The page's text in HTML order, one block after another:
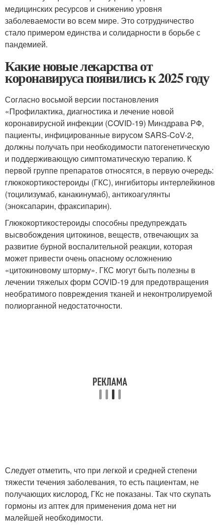
медицинских ресурсов и снижению уровня
заболеваемости во всем мире. Это сотрудничество
стало примером единства и солидарности в борьбе с
пандемией.
Какие новые лекарства от
коронавируса появились к 2025 году
Согласно восьмой версии постановления
«Профилактика, диагностика и лечение новой
коронавирусной инфекции (COVID-19) Минздрава РФ,
пациенты, инфицированные вирусом SARS-CoV-2,
должны получать при необходимости патогенетическую
и поддерживающую симптоматическую терапию. К
первой группе препаратов относятся, в первую очередь:
глюкокортикостероиды (ГКС), ингибиторы интерлейкинов
(тоцилизумаб, канакинумаб), антикоагулянты
(эноксапарин, фраксипарин).
Глюкокортикостероиды способны предупреждать
высвобождения цитокинов, веществ, отвечающих за
развитие бурной воспалительной реакции, которая
может привести очень опасному осложнению
«цитокиновому шторму». ГКС могут быть полезны в
лечении тяжелых форм COVID-19 для предотвращения
необратимого повреждения тканей и неконтролируемой
полиорганной недостаточности.
Следует отметить, что при легкой и средней степени
тяжести течения заболевания, то есть пациентам, не
получающих кислород, ГКс не показаны. Так что скупать
гормоны из аптек для применения дома нет ни
малейшей необходимости.